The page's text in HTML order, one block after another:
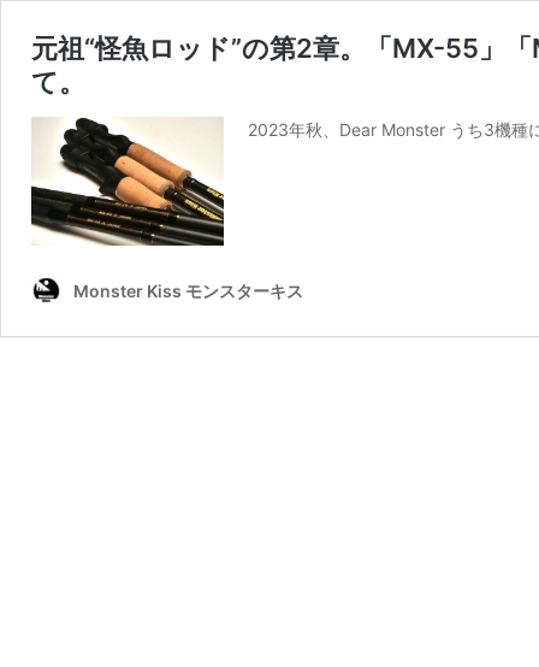
元祖“怪魚ロッド”の第2章。「MX-55」
て。
2023年秋、Dear Monster うち3機種
Monster Kiss モンスターキス